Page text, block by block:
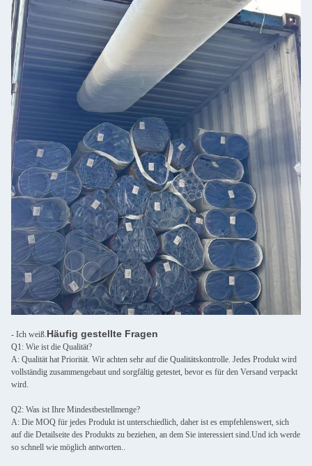
- Ich weiß. Häufig gestellte Fragen
Q1: Wie ist die Qualität?
A: Qualität hat Priorität. Wir achten sehr auf die Qualitätskontrolle. Jedes Produkt wird
vollständig zusammengebaut und sorgfältig getestet, bevor es für den Versand verpackt
wird.
Q2: Was ist Ihre Mindestbestellmenge?
A: Die MOQ für jedes Produkt ist unterschiedlich, daher ist es empfehlenswert, sich
auf die Detailseite des Produkts zu beziehen, an dem Sie interessiert sind.Und ich werde
so schnell wie möglich antworten..